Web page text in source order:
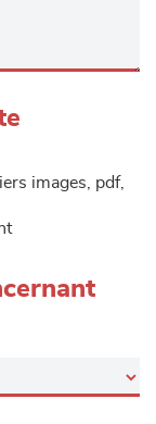
images, pdf,